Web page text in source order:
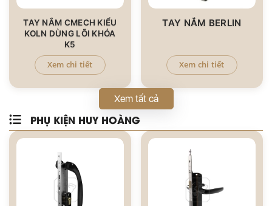
TAY NẮM CMECH KIỂU
KOLN DÙNG LÕI KHÓA
K5
Xem chi tiết
TAY NẮM BERLIN
Xem chi tiết
Xem tất cả
PHỤ KIỆN HUY HOÀNG